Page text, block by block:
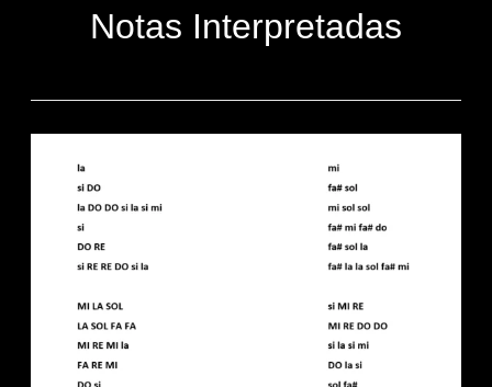
Notas Interpretadas